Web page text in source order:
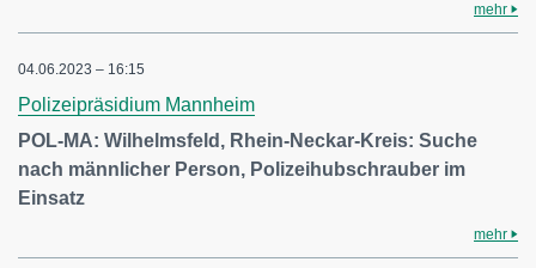
mehr
04.06.2023 – 16:15
Polizeipräsidium Mannheim
POL-MA: Wilhelmsfeld, Rhein-Neckar-Kreis: Suche
nach männlicher Person, Polizeihubschrauber im
Einsatz
mehr